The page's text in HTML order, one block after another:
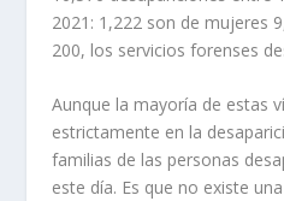
2021: 1,222 son de mujeres
200, los servicios forenses
Aunque la mayoría de estas
estrictamente en la
familias de las personas
este día. Es que no existe